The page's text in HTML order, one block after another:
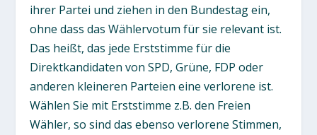
ihrer Partei und ziehen in den Bundestag ein,
ohne dass das Wählervotum für sie relevant ist.
Das heißt, das jede Erststimme für die
Direktkandidaten von SPD, Grüne, FDP oder
anderen kleineren Parteien eine verlorene ist.
Wählen Sie mit Erststimme z.B. den Freien
Wähler, so sind das ebenso verlorene Stimmen,